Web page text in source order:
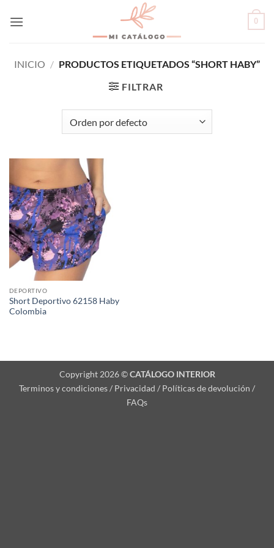
0
INICIO / PRODUCTOS ETIQUETADOS “SHORT HABY”
FILTRAR
DEPORTIVO
Short Deportivo 62158 Haby
Colombia
Copyright 2026 ©CATÁLOGO INTERIOR
Terminos y condiciones / Privacidad / Políticas de devolución /
FAQs